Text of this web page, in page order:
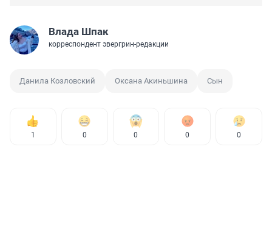
Влада Шпак
корреспондент эвергрин-редакции
Данила Козловский Оксана Акиньшина Сын
1 0 0 0 0